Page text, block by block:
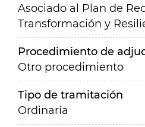
Asociado al Plan de
Transformación y
Procedimiento de
Otro procedimiento
Tipo de tramitación
Ordinaria